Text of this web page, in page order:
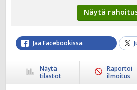
Näytä
Jaa Facebookissa
Näytä
tilastot
Raportoi
ilmoitus